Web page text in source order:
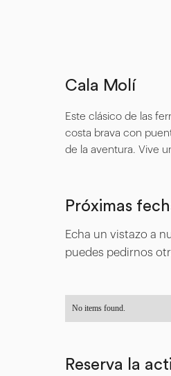
Cala Molí
Este clásico de las
costa brava con
de la aventura. Vive
Próximas
Echa un vistazo a
puedes pedirnos
No items found.
Reserva la